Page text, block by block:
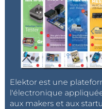
Elektor est une
l'électronique
aux makers et aux